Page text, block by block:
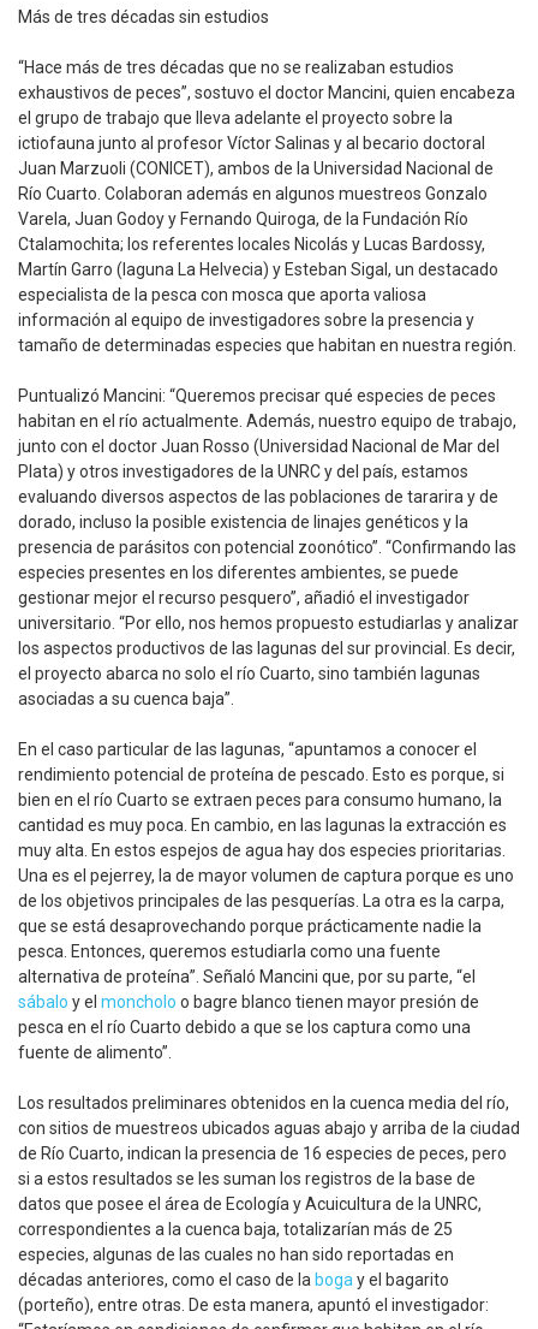
Más de tres décadas sin estudios
“Hace más de tres décadas que no se realizaban estudios
exhaustivos de peces”, sostuvo el doctor Mancini, quien encabeza
el grupo de trabajo que lleva adelante el proyecto sobre la
ictiofauna junto al profesor Víctor Salinas y al becario doctoral
Juan Marzuoli (CONICET), ambos de la Universidad Nacional de
Río Cuarto. Colaboran además en algunos muestreos Gonzalo
Varela, Juan Godoy y Fernando Quiroga, de la Fundación Río
Ctalamochita; los referentes locales Nicolás y Lucas Bardossy,
Martín Garro (laguna La Helvecia) y Esteban Sigal, un destacado
especialista de la pesca con mosca que aporta valiosa
información al equipo de investigadores sobre la presencia y
tamaño de determinadas especies que habitan en nuestra región.
Puntualizó Mancini: “Queremos precisar qué especies de peces
habitan en el río actualmente. Además, nuestro equipo de trabajo,
junto con el doctor Juan Rosso (Universidad Nacional de Mar del
Plata) y otros investigadores de la UNRC y del país, estamos
evaluando diversos aspectos de las poblaciones de tararira y de
dorado, incluso la posible existencia de linajes genéticos y la
presencia de parásitos con potencial zoonótico”. “Confirmando las
especies presentes en los diferentes ambientes, se puede
gestionar mejor el recurso pesquero”, añadió el investigador
universitario. “Por ello, nos hemos propuesto estudiarlas y analizar
los aspectos productivos de las lagunas del sur provincial. Es decir,
el proyecto abarca no solo el río Cuarto, sino también lagunas
asociadas a su cuenca baja”.
En el caso particular de las lagunas, “apuntamos a conocer el
rendimiento potencial de proteína de pescado. Esto es porque, si
bien en el río Cuarto se extraen peces para consumo humano, la
cantidad es muy poca. En cambio, en las lagunas la extracción es
muy alta. En estos espejos de agua hay dos especies prioritarias.
Una es el pejerrey, la de mayor volumen de captura porque es uno
de los objetivos principales de las pesquerías. La otra es la carpa,
que se está desaprovechando porque prácticamente nadie la
pesca. Entonces, queremos estudiarla como una fuente
alternativa de proteína”. Señaló Mancini que, por su parte, “el
sábalo y el moncholo o bagre blanco tienen mayor presión de
pesca en el río Cuarto debido a que se los captura como una
fuente de alimento”.
Los resultados preliminares obtenidos en la cuenca media del río,
con sitios de muestreos ubicados aguas abajo y arriba de la ciudad
de Río Cuarto, indican la presencia de 16 especies de peces, pero
si a estos resultados se les suman los registros de la base de
datos que posee el área de Ecología y Acuicultura de la UNRC,
correspondientes a la cuenca baja, totalizarían más de 25
especies, algunas de las cuales no han sido reportadas en
décadas anteriores, como el caso de la boga y el bagarito
(porteño), entre otras. De esta manera, apuntó el investigador: